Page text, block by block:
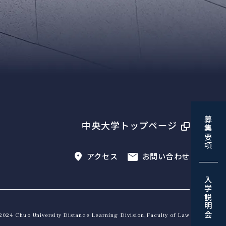
中央大学トップページ
アクセス お問い合わせ
Chuo University Distance Learning Division,Faculty of Law
募集要項
入学説明会